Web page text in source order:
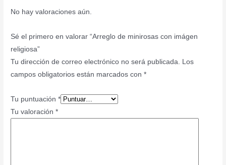
No hay valoraciones aún.
Sé el primero en valorar “Arreglo de minirosas con imágen
religiosa”
Tu dirección de correo electrónico no será publicada. Los
campos obligatorios están marcados con*
Tu puntuación*
Tu valoración*